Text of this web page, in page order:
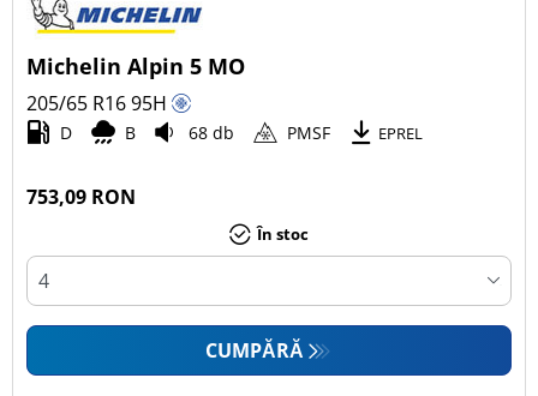
Tip autovehicul
Toate tipurile (12)
Autoturism (3)
SUV (1)
Camionetă (8)
Rulotă autopropulsată (0)
Michelin Alpin 5 MO
205/65 R1695H
D B 68 db PMSF EPREL
753,09 RON
În stoc
CUMPĂRĂ